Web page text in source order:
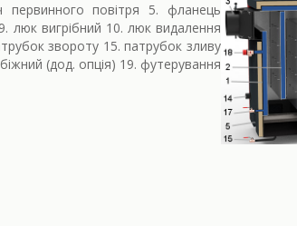
повітря 5. фланець
люк вигрібний 10. люк видалення
звороту 15. патрубок зливу
(дод. опція) 19. футерування